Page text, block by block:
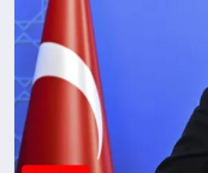
YAŞAM